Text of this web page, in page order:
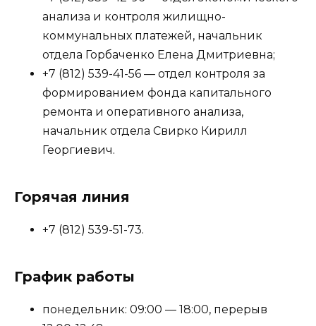
анализа и контроля жилищно-
коммунальных платежей, начальник
отдела Горбаченко Елена Дмитриевна;
+7 (812) 539-41-56 — отдел контроля за
формированием фонда капитального
ремонта и оперативного анализа,
начальник отдела Свирко Кирилл
Георгиевич.
Горячая линия
+7 (812) 539-51-73.
График работы
понедельник: 09:00 — 18:00, перерыв